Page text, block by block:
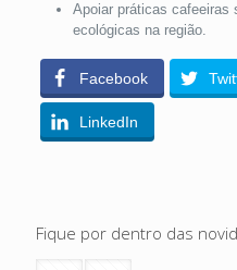
Apoiar práticas cafeeiras
ecológicas na região.
Facebook
LinkedIn
Fique por dentro das